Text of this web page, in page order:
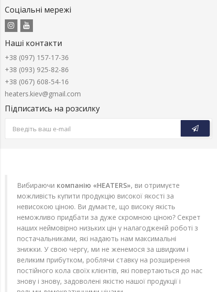
Соціальні мережі
Наші контакти
+38 (097) 157-17-36
+38 (093) 925-82-86
+38 (067) 608-54-16
heaters.kiev@gmail.com
Підписатись на розсилку
Вибираючи компанію «HEATERS», ви отримуєте
можливість купити продукцію високої якості за
невисокою ціною. Ви думаєте, що високу якість
неможливо придбати за дуже скромною ціною? Секрет
наших неймовірно низьких цін у налагодженій роботі з
постачальниками, які надають нам максимальні
знижки. У свою чергу, ми не женемося за швидким і
великим прибутком, роблячи ставку на розширення
постійного кола своїх клієнтів, які повертаються до нас
знову і знову, задоволені якістю нашої продукції і